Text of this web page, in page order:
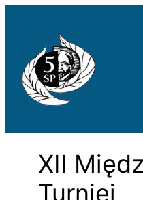
XII
Turniej